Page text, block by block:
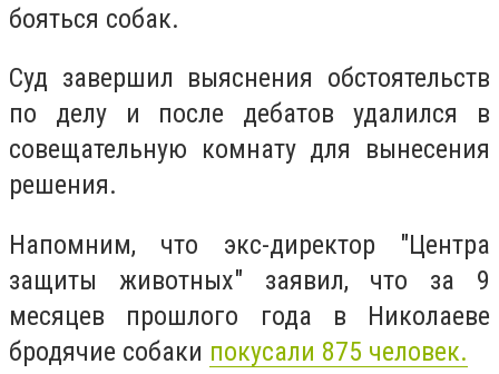
бояться собак.
Суд завершил выяснения обстоятельств
по делу и после дебатов удалился в
совещательную комнату для вынесения
решения.
Напомним, что экс-директор "Центра
защиты животных" заявил, что за 9
месяцев прошлого года в Николаеве
бродячие собаки покусали 875 человек.